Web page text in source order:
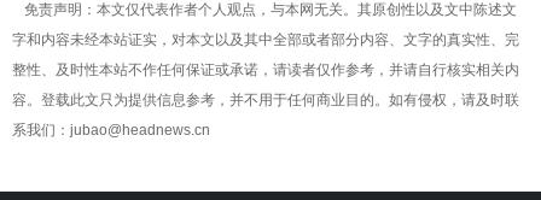
免责声明：本文仅代表作者个人观点，与本网无关。其原创性以及文中陈述文
字和内容未经本站证实，对本文以及其中全部或者部分内容、文字的真实性、完
整性、及时性本站不作任何保证或承诺，请读者仅作参考，并请自行核实相关内
容。登载此文只为提供信息参考，并不用于任何商业目的。如有侵权，请及时联
系我们：jubao@headnews.cn